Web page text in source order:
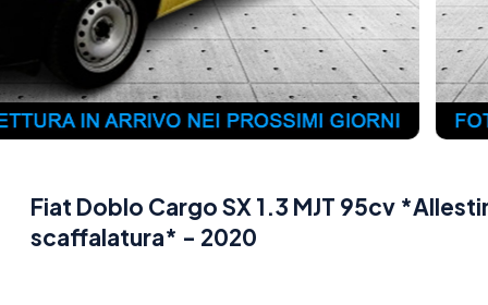
Fiat Doblo Cargo SX 1.3 MJT 95cv
scaffalatura* - 2020